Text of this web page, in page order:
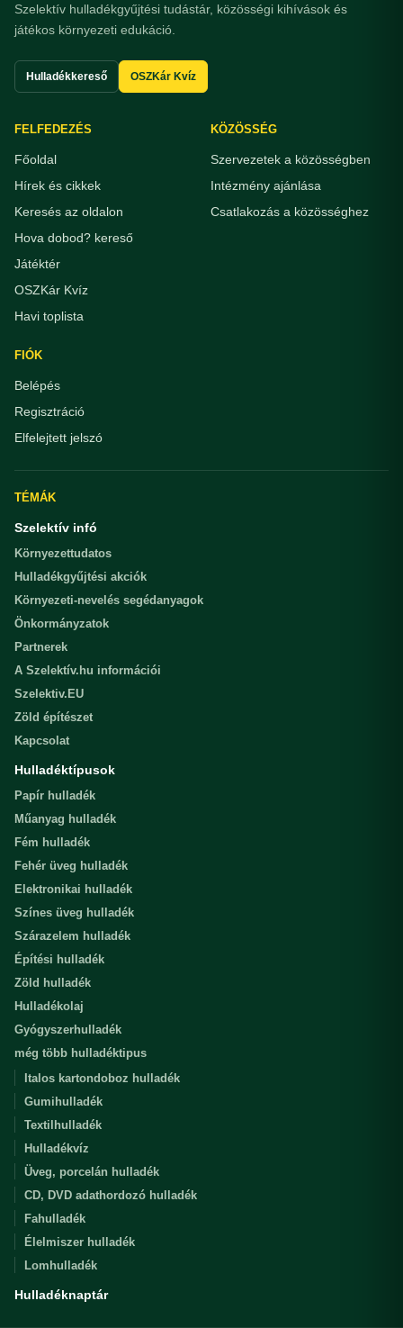
Szelektív hulladékgyűjtési tudástár, közösségi kihívások és
játékos környezeti edukáció.
Hulladékkereső OSZKár Kvíz
FELFEDEZÉS
Főoldal
Hírek és cikkek
Keresés az oldalon
Hova dobod? kereső
Játéktér
OSZKár Kvíz
Havi toplista
KÖZÖSSÉG
Szervezetek a közösségben
Intézmény ajánlása
Csatlakozás a közösséghez
FIÓK
Belépés
Regisztráció
Elfelejtett jelszó
TÉMÁK
Szelektív infó
Környezettudatos
Hulladékgyűjtési akciók
Környezeti-nevelés segédanyagok
Önkormányzatok
Partnerek
A Szelektív.hu információi
Szelektiv.EU
Zöld építészet
Kapcsolat
Hulladéktípusok
Papír hulladék
Műanyag hulladék
Fém hulladék
Fehér üveg hulladék
Elektronikai hulladék
Színes üveg hulladék
Szárazelem hulladék
Építési hulladék
Zöld hulladék
Hulladékolaj
Gyógyszerhulladék
még több hulladéktipus
Italos kartondoboz hulladék
Gumihulladék
Textilhulladék
Hulladékvíz
Üveg, porcelán hulladék
CD, DVD adathordozó hulladék
Fahulladék
Élelmiszer hulladék
Lomhulladék
Hulladéknaptár